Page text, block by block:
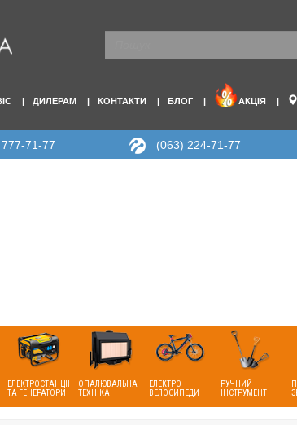
ДИЛЕРАМ КОНТАКТИ БЛОГ АКЦІЯ
71-77 (063) 224-71-77
ЕЛЕКТРОСТАНЦІЇ
ТА ГЕНЕРАТОРИ
ОПАЛЮВАЛЬНА
ТЕХНІКА
ЕЛЕКТРО
ВЕЛОСИПЕДИ
РУЧНИЙ
ІНСТРУМЕНТ